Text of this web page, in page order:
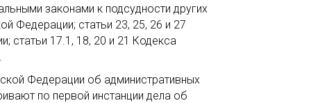
законами к подсудности других
Федерации; статьи 23, 25, 26 и 27
статьи 17.1, 18, 20 и 21 Кодекса
Федерации об административных
по первой инстанции дела об